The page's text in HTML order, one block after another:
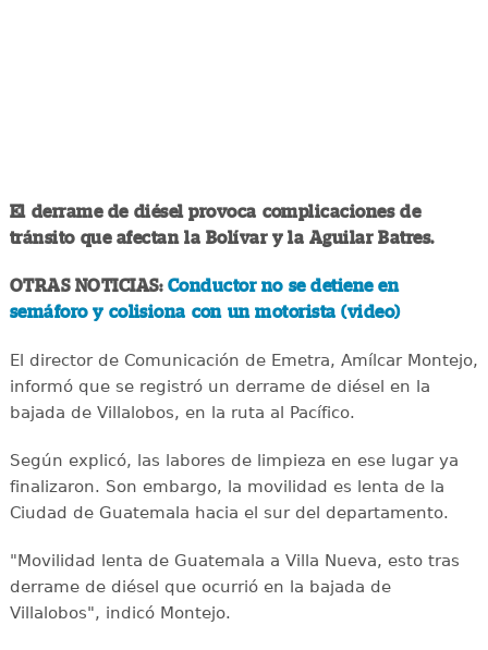
El derrame de diésel provoca complicaciones de
tránsito que afectan la Bolívar y la Aguilar Batres.
OTRAS NOTICIAS: Conductor no se detiene en
semáforo y colisiona con un motorista (video)
El director de Comunicación de Emetra, Amílcar Montejo,
informó que se registró un derrame de diésel en la
bajada de Villalobos, en la ruta al Pacífico.
Según explicó, las labores de limpieza en ese lugar ya
finalizaron. Son embargo, la movilidad es lenta de la
Ciudad de Guatemala hacia el sur del departamento.
"Movilidad lenta de Guatemala a Villa Nueva, esto tras
derrame de diésel que ocurrió en la bajada de
Villalobos", indicó Montejo.